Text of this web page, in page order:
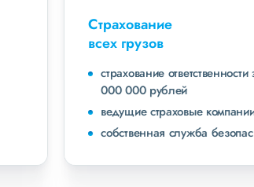
ответственности экспедитора до 40
рублей
страховые компании
служба безопасности